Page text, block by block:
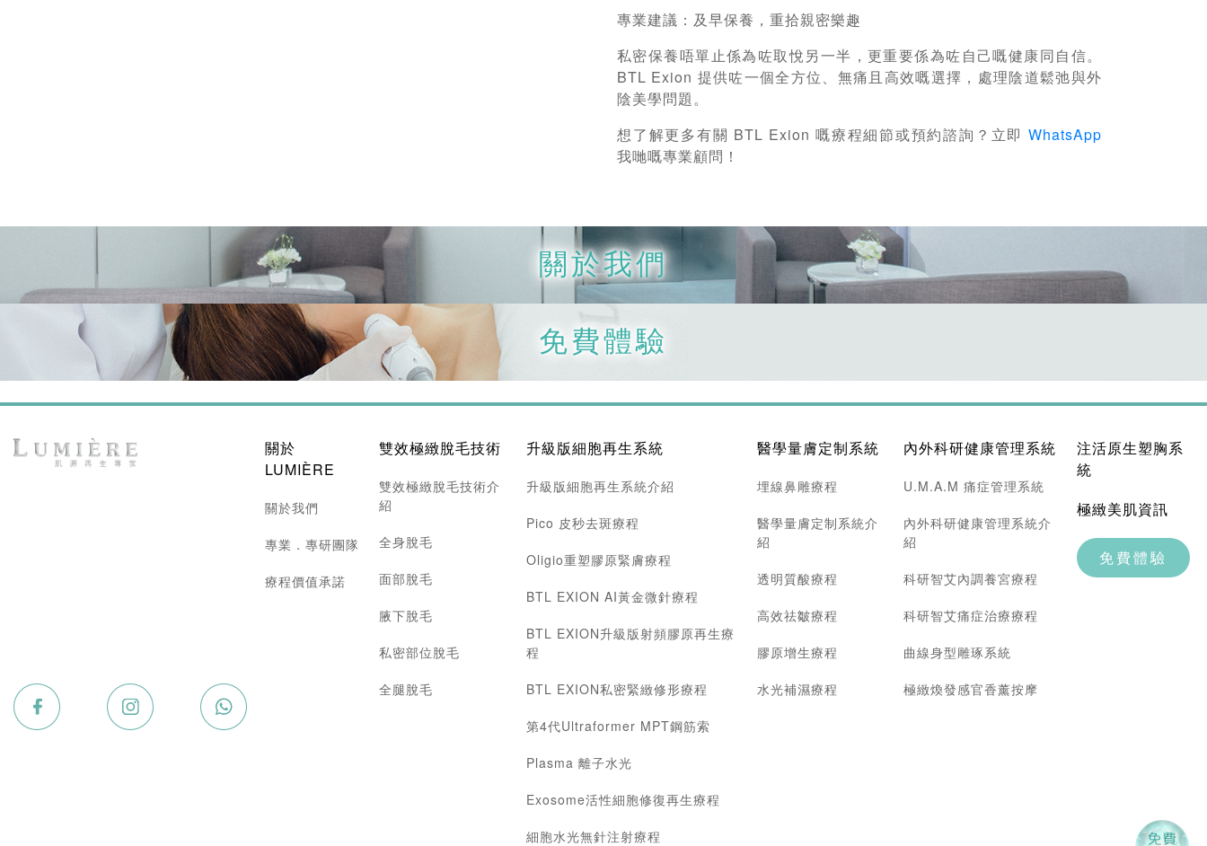
專業建議：及早保養，重拾親密樂趣
私密保養唔單止係為咗取悅另一半，更重要係為咗自己嘅健康同自信。
BTL Exion 提供咗一個全方位、無痛且高效嘅選擇，處理陰道鬆弛與外
陰美學問題。
想了解更多有關 BTL Exion 嘅療程細節或預約諮詢？立即 WhatsApp
我哋嘅專業顧問！
關於我們
免費體驗
關於
LUMIÈRE
關於我們
專業．專研團隊
療程價值承諾
雙效極緻脫毛技術
雙效極緻脫毛技術介
紹
全身脫毛
面部脫毛
腋下脫毛
私密部位脫毛
全腿脫毛
升級版細胞再生系統
升級版細胞再生系統介紹
Pico 皮秒去斑療程
Oligio重塑膠原緊膚療程
BTL EXION AI黃金微針療程
BTL EXION升級版射頻膠原再生療
程
BTL EXION私密緊緻修形療程
第4代Ultraformer MPT鋼筋索
Plasma 離子水光
Exosome活性細胞修復再生療程
細胞水光無針注射療程
醫學量膚定制系統
埋線鼻雕療程
醫學量膚定制系統介
紹
透明質酸療程
高效祛皺療程
膠原增生療程
水光補濕療程
內外科研健康管理系統
U.M.A.M 痛症管理系統
內外科研健康管理系統介
紹
科研智艾內調養宮療程
科研智艾痛症治療療程
曲線身型雕琢系統
極緻煥發感官香薰按摩
注活原生塑胸系
統
極緻美肌資訊
免費體驗